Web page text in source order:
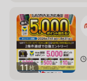
11枚